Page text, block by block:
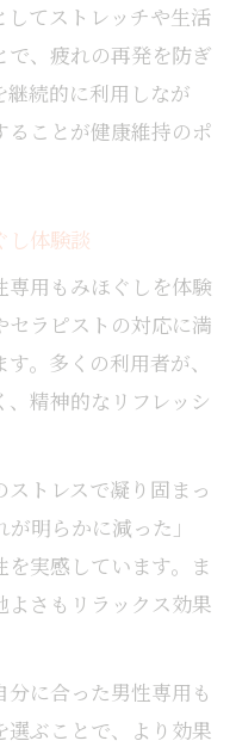
してストレッチや生活
、疲れの再発を防ぎ
続的に利用しなが
ることが健康維持のポ
し体験談
用もみほぐしを体験
セラピストの対応に満
。多くの利用者が、
精神的なリフレッシ
トレスで凝り固まっ
明らかに減った」
実感しています。ま
さもリラックス効果
に合った男性専用も
ぶことで、より効果